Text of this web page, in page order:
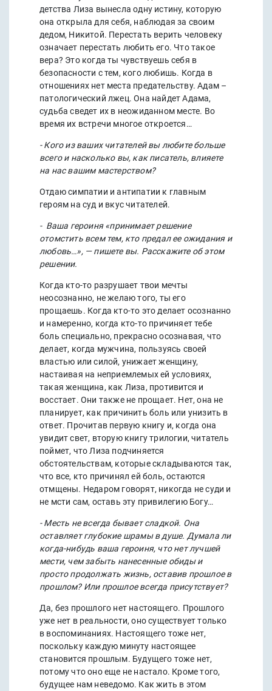
детства Лиза вынесла одну истину, которую
она открыла для себя, наблюдая за своим
дедом, Никитой. Перестать верить человеку
означает перестать любить его. Что такое
вера? Это когда ты чувствуешь себя в
безопасности с тем, кого любишь. Когда в
отношениях нет места предательству. Адам –
патологический лжец. Она найдет Адама,
судьба сведет их в неожиданном месте. Во
время их встречи многое откроется…
- Кого из ваших читателей вы любите больше
всего и насколько вы, как писатель, влияете
на нас вашим мастерством?
Отдаю симпатии и антипатии к главным
героям на суд и вкус читателей.
- Ваша героиня «принимает решение
отомстить всем тем, кто предал ее ожидания и
любовь…», — пишете вы. Расскажите об этом
решении.
Когда кто-то разрушает твои мечты
неосознанно, не желаю того, ты его
прощаешь. Когда кто-то это делает осознанно
и намеренно, когда кто-то причиняет тебе
боль специально, прекрасно осознавая, что
делает, когда мужчина, пользуясь своей
властью или силой, унижает женщину,
настаивая на неприемлемых ей условиях,
такая женщина, как Лиза, противится и
восстает. Они также не прощает. Нет, она не
планирует, как причинить боль или унизить в
ответ. Прочитав первую книгу и, когда она
увидит свет, вторую книгу трилогии, читатель
поймет, что Лиза подчиняется
обстоятельствам, которые складываются так,
что все, кто причинял ей боль, остаются
отмщены. Недаром говорят, никогда не суди и
не мсти сам, оставь эту привилегию Богу…
- Месть не всегда бывает сладкой. Она
оставляет глубокие шрамы в душе. Думала ли
когда-нибудь ваша героиня, что нет лучшей
мести, чем забыть нанесенные обиды и
просто продолжать жизнь, оставив прошлое в
прошлом? Или прошлое всегда присутствует?
Да, без прошлого нет настоящего. Прошлого
уже нет в реальности, оно существует только
в воспоминаниях. Настоящего тоже нет,
поскольку каждую минуту настоящее
становится прошлым. Будущего тоже нет,
потому что оно еще не настало. Кроме того,
будущее нам неведомо. Как жить в этом